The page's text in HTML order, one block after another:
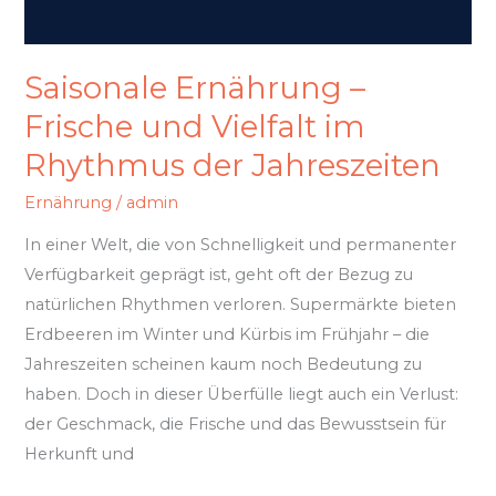
Saisonale Ernährung –
Frische und Vielfalt im
Rhythmus der Jahreszeiten
Ernährung / admin
In einer Welt, die von Schnelligkeit und permanenter
Verfügbarkeit geprägt ist, geht oft der Bezug zu
natürlichen Rhythmen verloren. Supermärkte bieten
Erdbeeren im Winter und Kürbis im Frühjahr – die
Jahreszeiten scheinen kaum noch Bedeutung zu
haben. Doch in dieser Überfülle liegt auch ein Verlust:
der Geschmack, die Frische und das Bewusstsein für
Herkunft und
Rhythmus
der
Jahreszeiten